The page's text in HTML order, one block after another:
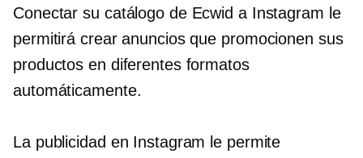
Conectar su catálogo de Ecwid a Instagram le
permitirá crear anuncios que promocionen sus
productos en diferentes formatos
automáticamente.
La publicidad en Instagram le permite